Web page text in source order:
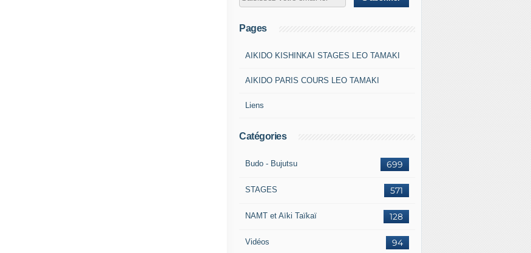
Pages
AIKIDO KISHINKAI STAGES LEO TAMAKI
AIKIDO PARIS COURS LEO TAMAKI
Liens
Catégories
699
Budo - Bujutsu
571
STAGES
128
NAMT et Aïki Taïkaï
94
Vidéos